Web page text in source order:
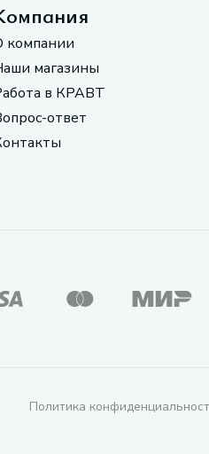
компании
магазины
в КРАВТ
ответ
Политика